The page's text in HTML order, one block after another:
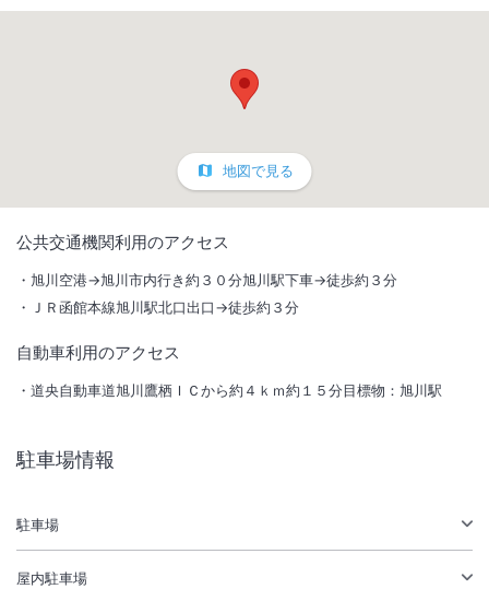
内最多の客室数３５５室はビジネス、観光とあらゆるシーンに対応した
施設からのお知らせ
地図で見る
公共交通機関利用のアクセス
旭川空港→旭川市内行き約３０分旭川駅下車→徒歩約３分
ＪＲ函館本線旭川駅北口出口→徒歩約３分
自動車利用のアクセス
道央自動車道旭川鷹栖ＩＣから約４ｋｍ約１５分目標物：旭川駅
駐車場情報
駐車場
屋内駐車場